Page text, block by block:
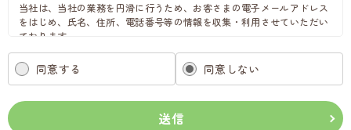
当社は、当社の業務を円滑に行うため、お客さまの電子メールアドレス
をはじめ、氏名、住所、電話番号等の情報を収集・利用させていただい
ております。
当社は、これらのお客さまの個人情報（以下「お客さま情報」といいま
す。）の適正な保護を重大な責務と認識し、この責務を果たすために、
次の方針の下でお客さま情報を取り扱います。
(1) お客さま情報に適用される個人情報の保護に関する法律その他の関
係法令を遵守し、適切に取り扱います。また、適宜取扱いの改善に努め
同意する 同意しない
送信